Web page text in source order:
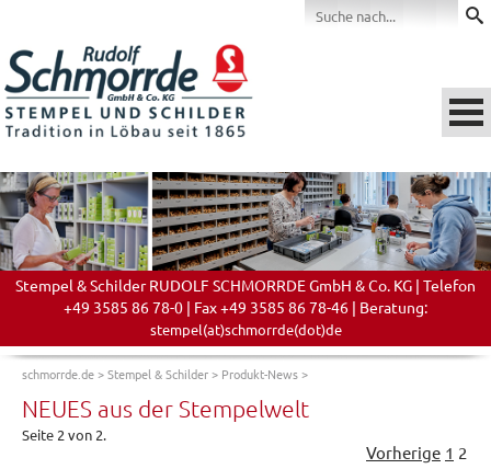
Stempel & Schilder RUDOLF SCHMORRDE GmbH & Co. KG | Telefon
+49 3585 86 78-0 | Fax +49 3585 86 78-46 | Beratung:
stempel(at)schmorrde(dot)de
schmorrde.de>Stempel & Schilder> Produkt-News>
NEUES aus der Stempelwelt
Seite 2 von 2.
Vorherige 1 2